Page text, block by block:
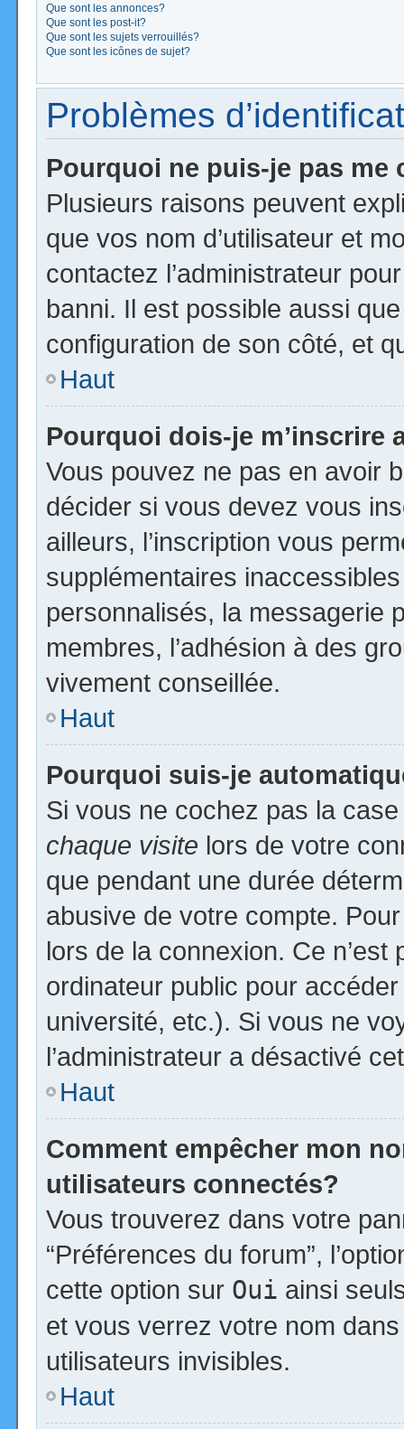
Que sont les annonces?
Que sont les post-it?
Que sont les sujets verrouillés?
Que sont les icônes de sujet?
Problèmes
Pourquoi ne puis-je pas me
Plusieurs raisons peuvent
que vos nom d’utilisateur et
contactez l’administrateur
banni. Il est possible aussi
configuration de son côté, et
Haut
Pourquoi dois-je m’inscrire
Vous pouvez ne pas en avoir
décider si vous devez vous
ailleurs, l’inscription vous
supplémentaires
personnalisés, la messagerie
membres, l’adhésion à des
vivement conseillée.
Haut
Pourquoi suis-je
Si vous ne cochez pas la
chaque visite lors de votre
que pendant une durée
abusive de votre compte.
lors de la connexion. Ce
ordinateur public pour
université, etc.). Si vous ne
l’administrateur a désactivé
Haut
Comment empêcher mon
utilisateurs connectés?
Vous trouverez dans votre
“Préférences du forum”,
cette option sur Oui ainsi
et vous verrez votre nom
utilisateurs invisibles.
Haut